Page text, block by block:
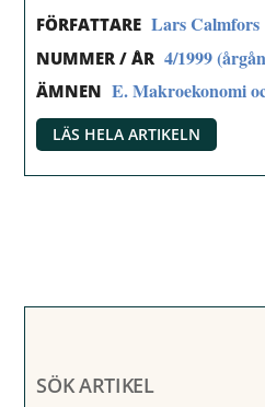
FÖRFATTARE Lars Calmfors
NUMMER / ÅR 4/1999
ÄMNEN E. Makroekonomi
LÄS HELA ARTIKELN
SÖK ARTIKEL